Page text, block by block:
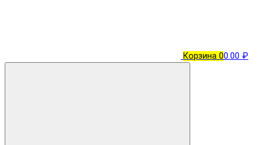
Корзина 00.00 ₽